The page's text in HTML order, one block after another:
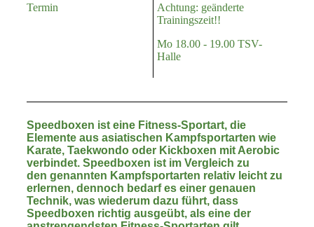
Termin
Achtung: geänderte
Trainingszeit!!
Mo 18.00 - 19.00 TSV-
Halle
Speedboxen ist eine Fitness-Sportart, die
Elemente aus asiatischen Kampfsportarten wie
Karate, Taekwondo oder Kickboxen mit Aerobic
verbindet. Speedboxen ist im Vergleich zu
den genannten Kampfsportarten relativ leicht zu
erlernen, dennoch bedarf es einer genauen
Technik, was wiederum dazu führt, dass
Speedboxen richtig ausgeübt, als eine der